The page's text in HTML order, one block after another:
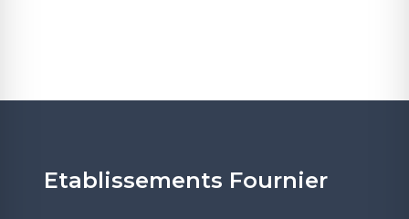
Etablissements Fournier